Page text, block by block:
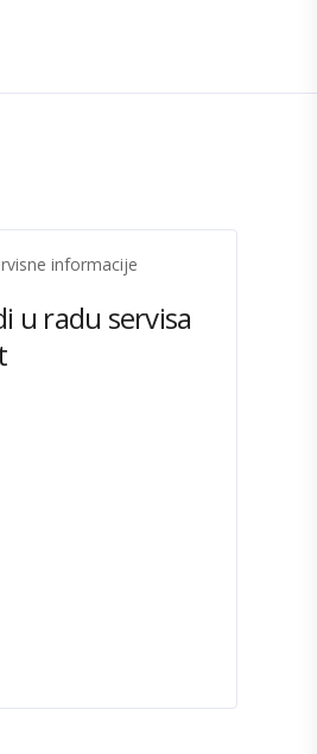
informacije
u radu servisa